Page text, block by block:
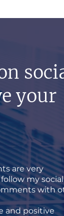
your
are very
my social
with
and positive